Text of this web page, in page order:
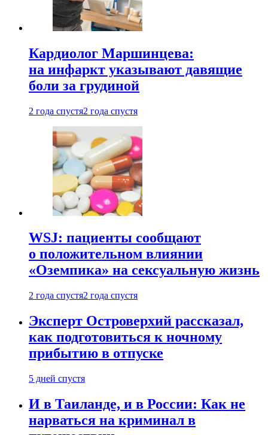
Кардиолог Маршинцева:
на инфаркт указывают давящие
боли за грудиной
2 года спустя2 года спустя
WSJ: пациенты сообщают
о положительном влиянии
«Оземпика» на сексуальную жизнь
2 года спустя2 года спустя
Эксперт Островерхий рассказал,
как подготовиться к ночному
прибытию в отпуске
5 дней спустя
И в Таиланде, и в России: Как не
нарваться на криминал в